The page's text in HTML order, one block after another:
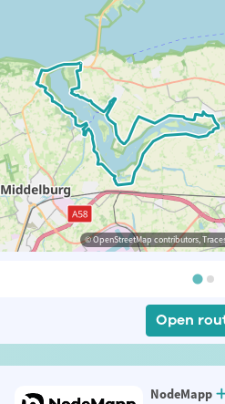
© OpenStreetMap contributors,
Open
NodeMapp